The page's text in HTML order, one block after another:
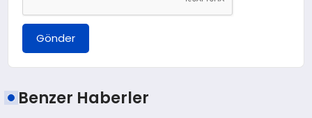
Gönder
Benzer Haberler